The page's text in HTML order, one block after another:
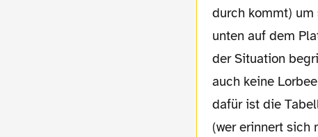
durch kommt) um
unten auf dem
der Situation
auch keine
dafür ist die
(wer erinnert sich